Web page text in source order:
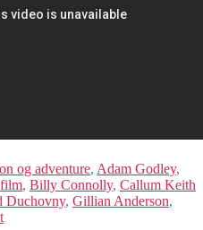
og adventure, Adam Godley,
, Billy Connolly, Callum Keith
Duchovny, Gillian Anderson,